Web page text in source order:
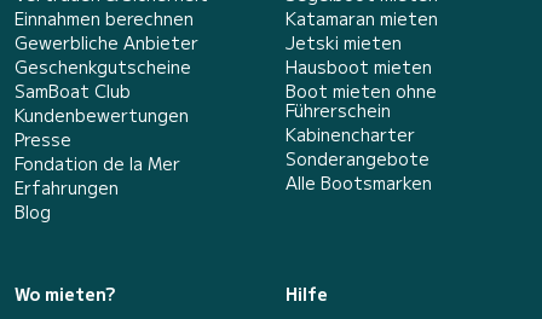
Einnahmen berechnen
Gewerbliche Anbieter
Geschenkgutscheine
SamBoat Club
Kundenbewertungen
Presse
Fondation de la Mer
Erfahrungen
Blog
Katamaran mieten
Jetski mieten
Hausboot mieten
Boot mieten ohne
Führerschein
Kabinencharter
Sonderangebote
Alle Bootsmarken
Wo mieten?
Hilfe